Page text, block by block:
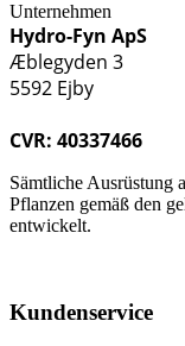
Unternehmen
Hydro-Fyn ApS
Æblegyden 3
5592 Ejby
CVR: 40337466
Sämtliche Ausrüstung
Pflanzen gemäß den
entwickelt.
Kundenservice